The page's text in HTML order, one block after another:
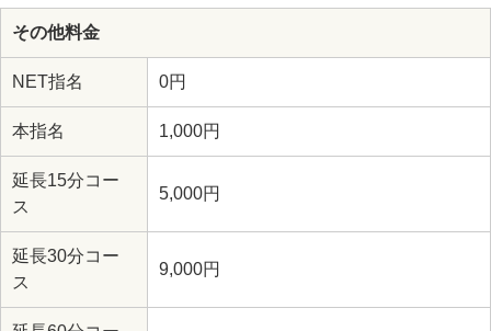
その他料金
NET指名 0円
本指名 1,000円
延長15分コー
ス
5,000円
延長30分コー
ス
9,000円